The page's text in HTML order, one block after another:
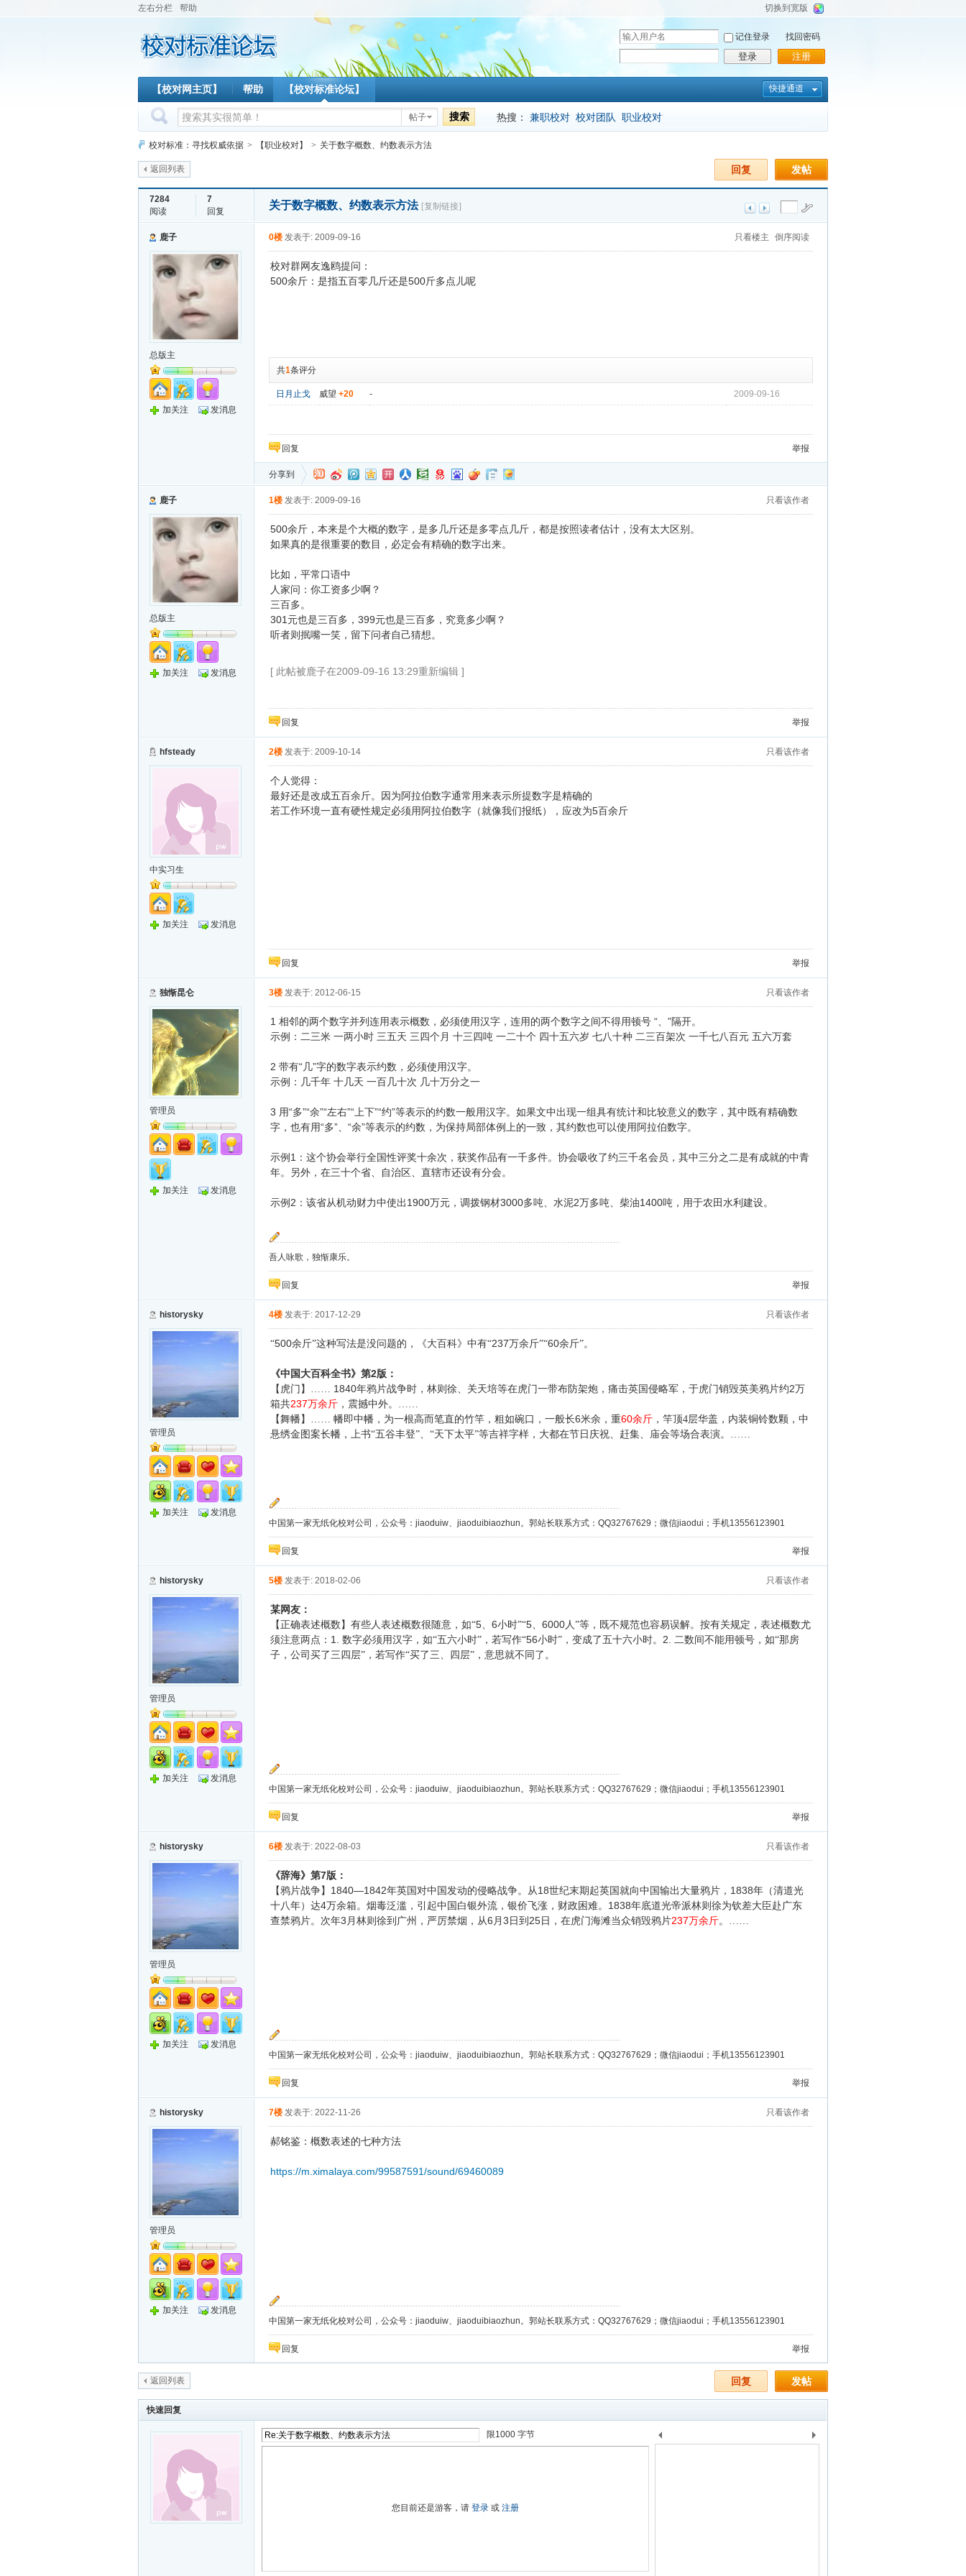
切换到宽版
左右分栏 帮助
用
户
名
记住登录
登录
找回密码
注册
快捷通道
【校对网主页】 帮助 【校对标准论坛】
帖子 搜索 热搜： 兼职校对 校对团队 职业校对
校对标准：寻找权威依据 > 【职业校对】 > 关于数字概数、约数表示方法
发帖
回复
返回列表
7284
阅读
7
回复
关于数字概数、约数表示方法 [复制链接]
鹿子
总版主
加关注 发消息
只看楼主 倒序阅读
0楼 发表于: 2009-09-16
校对群网友逸鸥提问：
500余斤：是指五百零几斤还是500斤多点儿呢
共1条评分
日月止戈 威望 +20 - 2009-09-16
回复 举报
分享到
鹿子
总版主
加关注 发消息
只看该作者
1楼 发表于: 2009-09-16
500余斤，本来是个大概的数字，是多几斤还是多零点几斤，都是按照读者估计，没有太大区别。
如果真的是很重要的数目，必定会有精确的数字出来。
比如，平常口语中
人家问：你工资多少啊？
三百多。
301元也是三百多，399元也是三百多，究竟多少啊？
听者则抿嘴一笑，留下问者自己猜想。
[ 此帖被鹿子在2009-09-16 13:29重新编辑 ]
回复 举报
hfsteady
中实习生
加关注 发消息
只看该作者
2楼 发表于: 2009-10-14
个人觉得：
最好还是改成五百余斤。因为阿拉伯数字通常用来表示所提数字是精确的
若工作环境一直有硬性规定必须用阿拉伯数字（就像我们报纸），应改为5百余斤
回复 举报
独惭昆仑
管理员
加关注 发消息
只看该作者
3楼 发表于: 2012-06-15
1 相邻的两个数字并列连用表示概数，必须使用汉字，连用的两个数字之间不得用顿号 “、”隔开。
示例：二三米 一两小时 三五天 三四个月 十三四吨 一二十个 四十五六岁 七八十种 二三百架次 一千七八百元 五六万套
2 带有“几”字的数字表示约数，必须使用汉字。
示例：几千年 十几天 一百几十次 几十万分之一
3 用“多”“余”“左右”“上下”“约”等表示的约数一般用汉字。如果文中出现一组具有统计和比较意义的数字，其中既有精确数
字，也有用“多”、“余”等表示的约数，为保持局部体例上的一致，其约数也可以使用阿拉伯数字。
示例1：这个协会举行全国性评奖十余次，获奖作品有一千多件。协会吸收了约三千名会员，其中三分之二是有成就的中青
年。另外，在三十个省、自治区、直辖市还设有分会。
示例2：该省从机动财力中使出1900万元，调拨钢材3000多吨、水泥2万多吨、柴油1400吨，用于农田水利建设。
吾人咏歌，独惭康乐。
回复 举报
historysky
管理员
加关注 发消息
只看该作者
4楼 发表于: 2017-12-29
“500余斤”这种写法是没问题的，《大百科》中有“237万余斤”“60余斤”。
《中国大百科全书》第2版：
【虎门】…… 1840年鸦片战争时，林则徐、关天培等在虎门一带布防架炮，痛击英国侵略军，于虎门销毁英美鸦片约2万
箱共237万余斤 ，震撼中外。……
【舞幡】…… 幡即中幡，为一根高而笔直的竹竿，粗如碗口，一般长6米余，重60余斤 ，竿顶4层华盖，内装铜铃数颗，中
悬绣金图案长幡，上书“五谷丰登”、“天下太平”等吉祥字样，大都在节日庆祝、赶集、庙会等场合表演。……
中国第一家无纸化校对公司，公众号：jiaoduiw、jiaoduibiaozhun。郭站长联系方式：QQ32767629；微信jiaodui；手机13556123901
回复 举报
historysky
管理员
加关注 发消息
只看该作者
5楼 发表于: 2018-02-06
某网友：
【正确表述概数】有些人表述概数很随意，如“5、6小时”“5、6000人 ”等，既不规范也容易误解。按有关规定，表述概数尤
须注意两点： 1. 数字必须用汉字，如“五六小时”，若写作“56小时”，变成了五十六小时。2. 二数间不能用顿号，如“那房
子，公司买了三四层”，若写作“买了三、四层”，意思就不同了。
中国第一家无纸化校对公司，公众号：jiaoduiw、jiaoduibiaozhun。郭站长联系方式：QQ32767629；微信jiaodui；手机13556123901
回复 举报
historysky
管理员
加关注 发消息
只看该作者
6楼 发表于: 2022-08-03
《辞海》第7版：
【鸦片战争】 1840—1842年英国对中国发动的侵略战争。从18世纪末期起英国就向中国输出大量鸦片， 1838年（清道光
十八年）达4万余箱。烟毒泛滥，引起中国白银外流，银价飞涨，财政困难。 1838年底道光帝派林则徐为钦差大臣赴广东
查禁鸦片。次年3 月林则徐到广州，严厉禁烟，从6 月 3 日到 25 日，在虎门海滩当众销毁鸦片237万余斤。……
中国第一家无纸化校对公司，公众号：jiaoduiw、jiaoduibiaozhun。郭站长联系方式：QQ32767629；微信jiaodui；手机13556123901
回复 举报
historysky
管理员
加关注 发消息
只看该作者
7楼 发表于: 2022-11-26
郝铭鉴：概数表述的七种方法
https://m.ximalaya.com/99587591/sound/69460089
中国第一家无纸化校对公司，公众号：jiaoduiw、jiaoduibiaozhun。郭站长联系方式：QQ32767629；微信jiaodui；手机13556123901
回复 举报
发帖
回复
返回列表
快速回复
限1000 字节
您目前还是游客，请 登录 或 注册
上
下